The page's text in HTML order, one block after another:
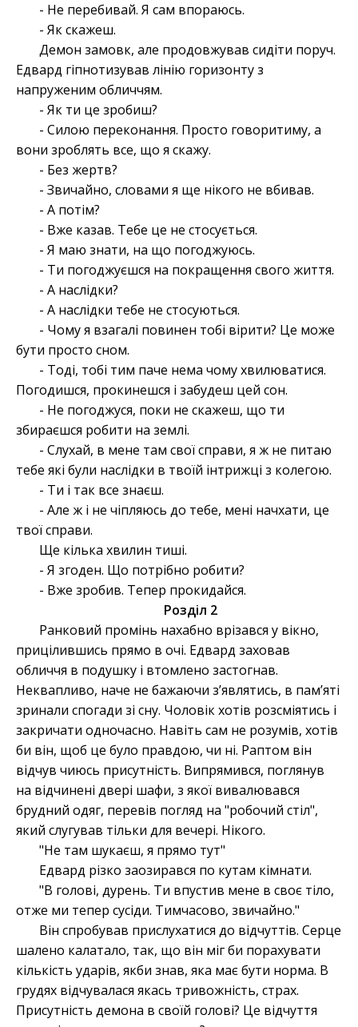
- Не перебивай. Я сам впораюсь.
- Як скажеш.
Демон замовк, але продовжував сидіти поруч.
Едвард гіпнотизував лінію горизонту з
напруженим обличчям.
- Як ти це зробиш?
- Силою переконання. Просто говоритиму, а
вони зроблять все, що я скажу.
- Без жертв?
- Звичайно, словами я ще нікого не вбивав.
- А потім?
- Вже казав. Тебе це не стосується.
- Я маю знати, на що погоджуюсь.
- Ти погоджуєшся на покращення свого життя.
- А наслідки?
- А наслідки тебе не стосуються.
- Чому я взагалі повинен тобі вірити? Це може
бути просто сном.
- Тоді, тобі тим паче нема чому хвилюватися.
Погодишся, прокинешся і забудеш цей сон.
- Не погоджуся, поки не скажеш, що ти
збираєшся робити на землі.
- Слухай, в мене там свої справи, я ж не питаю
тебе які були наслідки в твоїй інтрижці з колегою.
- Ти і так все знаєш.
- Але ж і не чіпляюсь до тебе, мені начхати, це
твої справи.
Ще кілька хвилин тиші.
- Я згоден. Що потрібно робити?
- Вже зробив. Тепер прокидайся.
Розділ 2
Ранковий промінь нахабно врізався у вікно,
прицілившись прямо в очі. Едвард заховав
обличчя в подушку і втомлено застогнав.
Неквапливо, наче не бажаючи зʼявлятись, в памʼяті
зринали спогади зі сну. Чоловік хотів розсміятись і
закричати одночасно. Навіть сам не розумів, хотів
би він, щоб це було правдою, чи ні. Раптом він
відчув чиюсь присутність. Випрямився, поглянув
на відчинені двері шафи, з якої вивалювався
брудний одяг, перевів погляд на "робочий стіл",
який слугував тільки для вечері. Нікого.
"Не там шукаєш, я прямо тут"
Едвард різко заозирався по кутам кімнати.
"В голові, дурень. Ти впустив мене в своє тіло,
отже ми тепер сусіди. Тимчасово, звичайно."
Він спробував прислухатися до відчуттів. Серце
шалено калатало, так, що він міг би порахувати
кількість ударів, якби знав, яка має бути норма. В
грудях відчувалася якась тривожність, страх.
Присутність демона в своїй голові? Це відчуття